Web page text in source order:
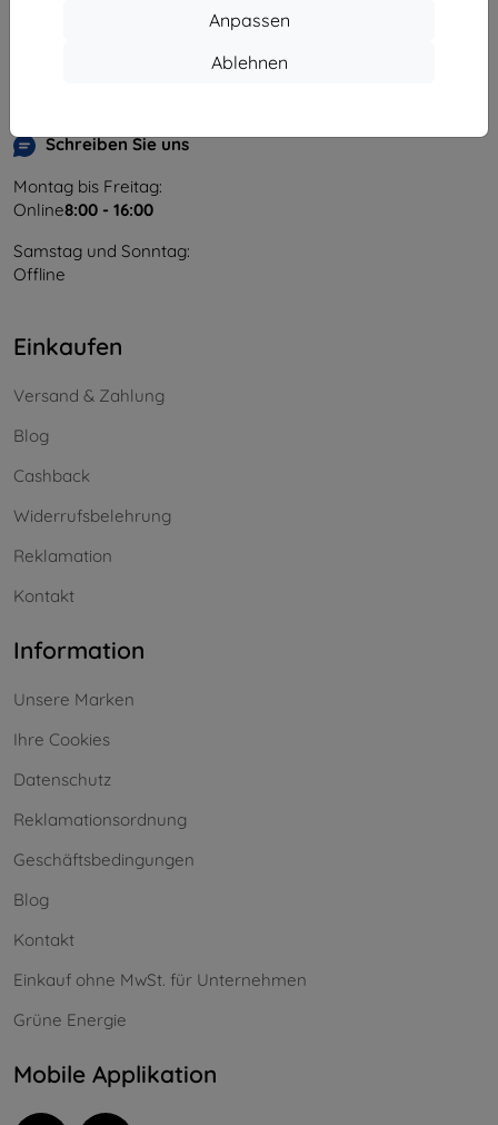
Anpassen
Ablehnen
Schreiben Sie uns
Montag bis Freitag:
Online8:00 - 16:00
Samstag und Sonntag:
Offline
Einkaufen
Versand & Zahlung
Blog
Cashback
Widerrufsbelehrung
Reklamation
Kontakt
Information
Unsere Marken
Ihre Cookies
Datenschutz
Reklamationsordnung
Geschäftsbedingungen
Blog
Kontakt
Einkauf ohne MwSt. für Unternehmen
Grüne Energie
Mobile Applikation